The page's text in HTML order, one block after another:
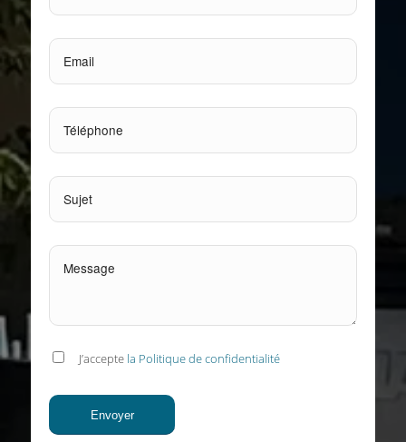
J’accepte la Politique de confidentialité